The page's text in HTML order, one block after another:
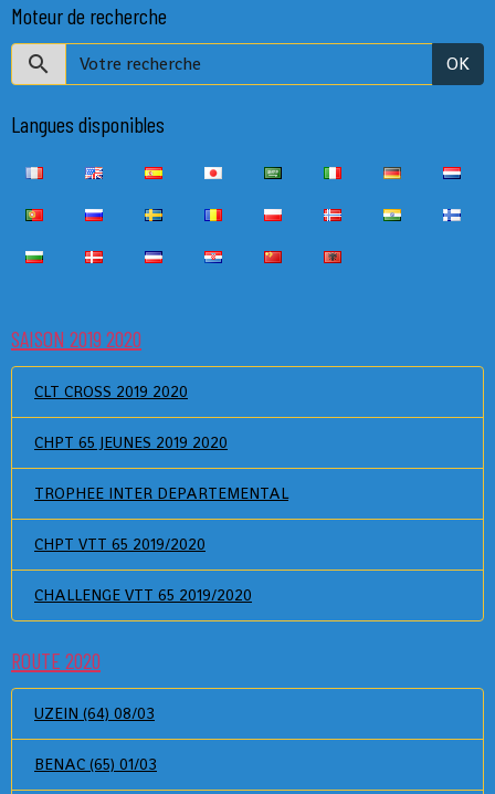
Moteur de recherche
OK
Langues disponibles
SAISON 2019 2020
CLT CROSS 2019 2020
CHPT 65 JEUNES 2019 2020
TROPHEE INTER DEPARTEMENTAL
CHPT VTT 65 2019/2020
CHALLENGE VTT 65 2019/2020
ROUTE 2020
UZEIN (64) 08/03
BENAC (65) 01/03